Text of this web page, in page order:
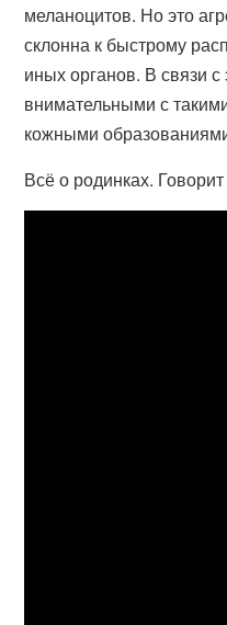
меланоцитов. Но это
склонна к быстрому
иных органов. В связи
внимательными с
кожными
Всё о родинках. Говорит